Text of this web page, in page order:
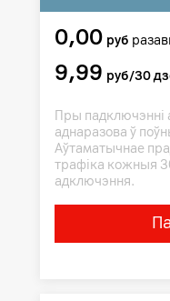
0,00 руб
9,99 руб/30
Пры падключэнні
аднаразова ў
Аўтаматычнае
трафіка кожныя
адключэння.